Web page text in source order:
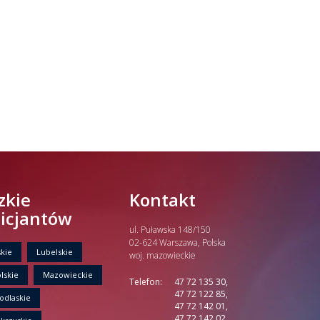
Lubelskie
Mazowieckie
Kontakt
ul. Puławska 148/150
02-624 Warszawa, Polska
woj. mazowieckie
Telefon:
47 72 135 30,
47 72 122 85,
47 72 142 01,